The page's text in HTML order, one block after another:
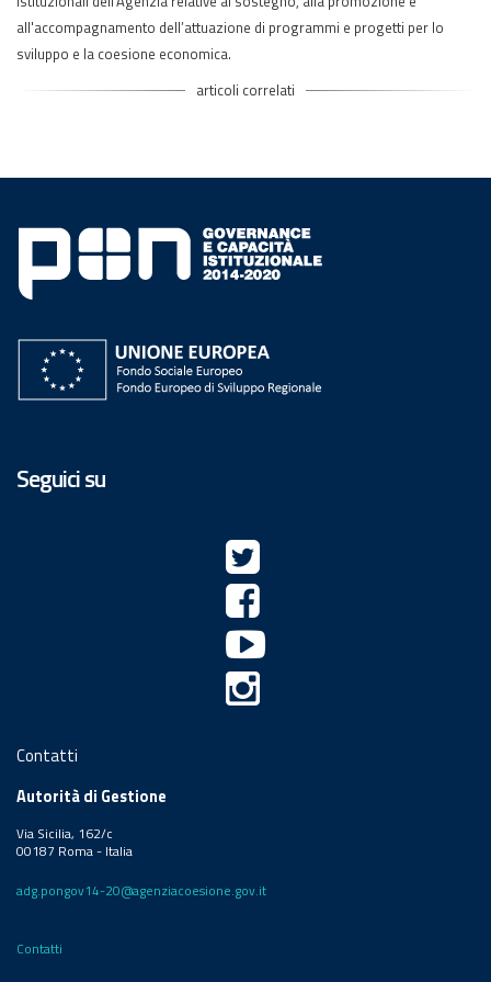
all'accompagnamento dell’attuazione di programmi e progetti per lo
sviluppo e la coesione economica.
articoli correlati
Seguici su
Contatti
Autorità di Gestione
Via Sicilia, 162/c
00187 Roma - Italia
adg.pongov14-20@agenziacoesione.gov.it
Contatti